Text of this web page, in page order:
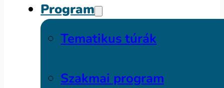
Program
Tematikus túrák
Szakmai program